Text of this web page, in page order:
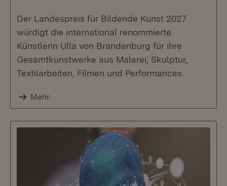
Der Landespreis für Bildende Kunst 2027
würdigt die international renommierte
Künstlerin Ulla von Brandenburg für ihre
Gesamtkunstwerke aus Malerei, Skulptur,
Textilarbeiten, Filmen und Performances.
Mehr